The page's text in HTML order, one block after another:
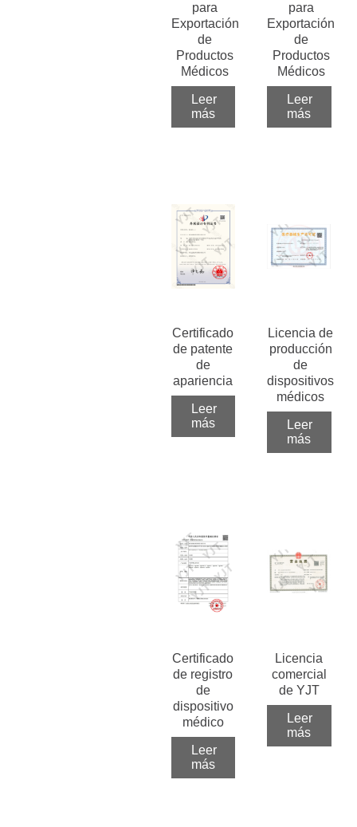
para
Exportación
de
Productos
Médicos
Leer
más
para
Exportación
de
Productos
Médicos
Leer
más
Certificado
de patente
de
apariencia
Leer
más
Licencia de
producción
de
dispositivos
médicos
Leer
más
Certificado
de registro
de
dispositivo
médico
Leer
más
Licencia
comercial
de YJT
Leer
más